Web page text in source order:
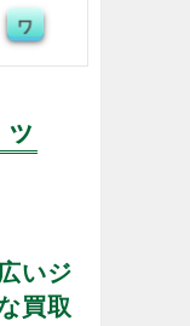
ワ
いジ
買取